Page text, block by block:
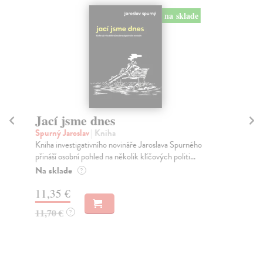
na sklade
Jací jsme dnes
Spurný Jaroslav| Kniha
Kniha investigativního novináře Jaroslava Spurného
přináší osobní pohled na několik klíčových politi...
Na sklade ?
11,35 €
11,70 € ?